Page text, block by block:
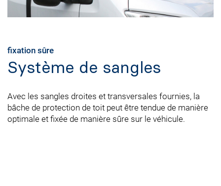
fixation sûre
Système de sangles
Avec les sangles droites et transversales fournies, la
bâche de protection de toit peut être tendue de manière
optimale et fixée de manière sûre sur le véhicule.